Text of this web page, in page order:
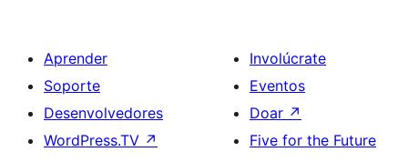
Aprender
Soporte
Desenvolvedores
WordPress.TV ↗
Involúcrate
Eventos
Doar ↗
Five for the Future